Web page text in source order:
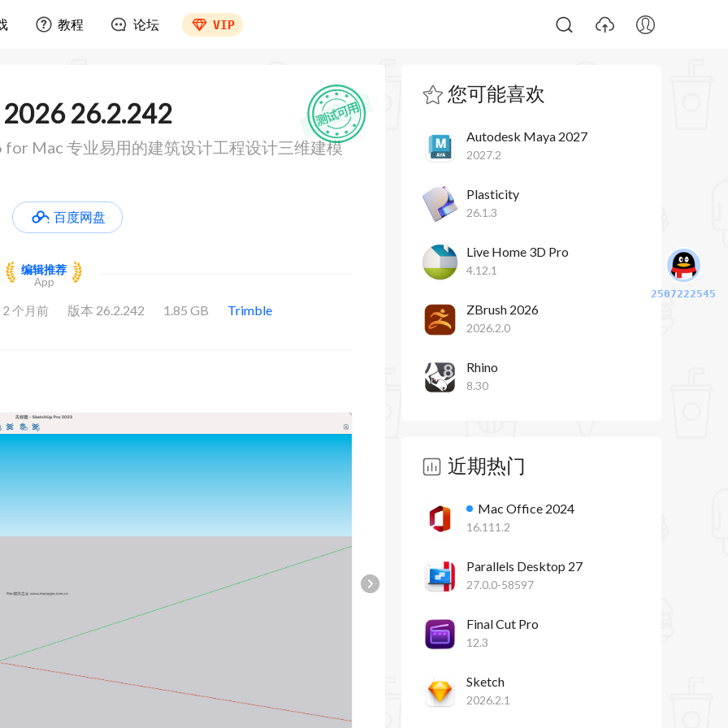
教程 论坛 VIP
26.2.242
Mac 专业易用的建筑设计工程设计三维建模
百度网盘
编辑推荐
App
2 个月前 版本 26.2.242 1.85 GB Trimble
您可能喜欢
Autodesk Maya 2027
2027.2
Plasticity
26.1.3
Live Home 3D Pro
4.12.1
ZBrush 2026
2026.2.0
Rhino
8.30
近期热门
Mac Office 2024
16.111.2
Parallels Desktop 27
27.0.0-58597
Final Cut Pro
12.3
Sketch
2026.2.1
2507222545